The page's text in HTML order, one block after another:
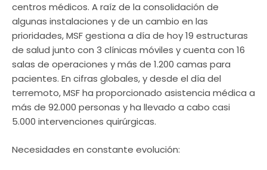
centros médicos. A raíz de la consolidación de
algunas instalaciones y de un cambio en las
prioridades, MSF gestiona a día de hoy 19 estructuras
de salud junto con 3 clínicas móviles y cuenta con 16
salas de operaciones y más de 1.200 camas para
pacientes. En cifras globales, y desde el día del
terremoto, MSF ha proporcionado asistencia médica a
más de 92.000 personas y ha llevado a cabo casi
5.000 intervenciones quirúrgicas.
Necesidades en constante evolución: